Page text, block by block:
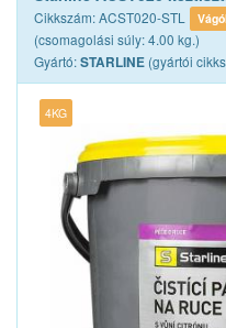
Cikkszám: ACST020-STL
(csomagolási súly: 4.00 kg.)
Gyártó:STARLINE (gyártói
4KG